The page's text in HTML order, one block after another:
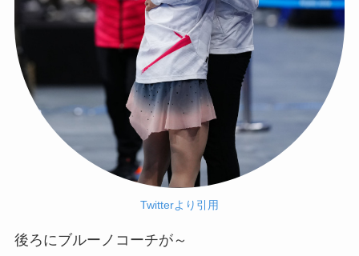
Twitterより引用
後ろにブルーノコーチが～